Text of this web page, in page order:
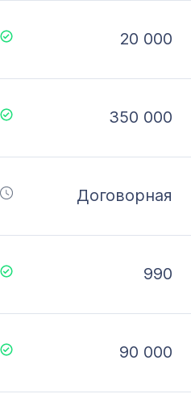
20 000
350 000
Договорная
990
90 000